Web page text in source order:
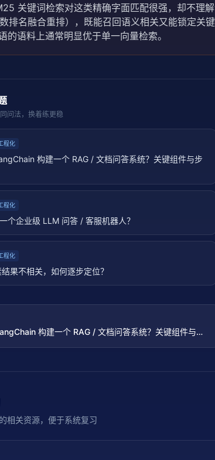
关键词检索对这类精确字面匹配很强，却不理
排名融合重排），既能召回语义相关又能锁定
的语料上通常明显优于单一向量检索。
问法，换着练更稳
程化
构建一个 RAG / 文档问答系统？关键组件与步
程化
个企业级 LLM 问答 / 客服机器人？
程化
果不相关，如何逐步定位？
构建一个 RAG / 文档问答系统？关键组件与步
相关资源，便于系统复习